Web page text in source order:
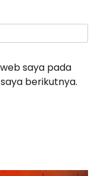
saya pada
berikutnya.